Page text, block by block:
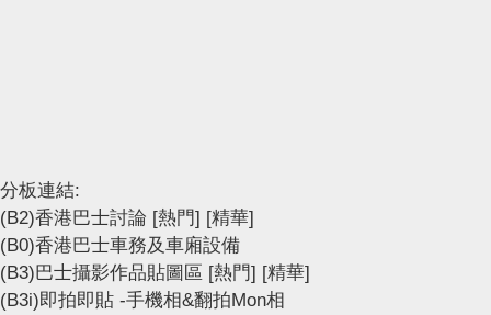
分板連結:
(B2)香港巴士討論 [熱門] [精華]
(B0)香港巴士車務及車廂設備
(B3)巴士攝影作品貼圖區 [熱門] [精華]
(B3i)即拍即貼 -手機相&翻拍Mon相